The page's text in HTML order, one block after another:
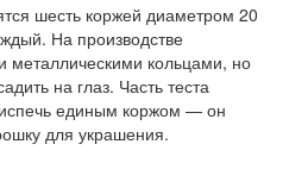
шесть коржей диаметром 20
На производстве
металлическими кольцами, но
на глаз. Часть теста
единым коржом — он
для украшения.